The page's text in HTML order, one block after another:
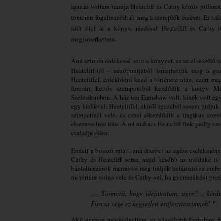
igazán voltam tanúja Heatcliff és Cathy közös
tömören fogalmazódtak meg a szereplők érzései. Ez
időt ölel át a könyv, ráadásul Heatclfiff és Cathy
megismerhettem.
Ami szintén érdekessé tette a könyvet, az az elbeszélő
Heatcliff-től - nézőpontjából ismerhettük meg a
Heatcliffel, érdeklődni kezd a története után, ezért
furcsán, kettős szempontból kezdődik a könyv.
Szelesdombon. A ház ura Earnshaw volt, kinek volt
egy kisfiúval, Heatcliffel, akiről igazából sosem tudjuk
szimpatizál vele, és ezzel elkezdődik a tragikus
elszenvednie tőle. A mi makacs Heatcliff-ünk pedig
családja ellen.
Emiatt a bosszú miatt, ami átszövi az egész
Cathy és Heatcliff sorsa, majd később az utóduké
bántalmazások mennyire meg tudják határozni az
mi történt volna vele és Cathy-vel, ha gyermekként
,,– Szomorú, hogy idejutottam, ugye? –
Furcsa vége ez kegyetlen erőfeszítéseimnek! "